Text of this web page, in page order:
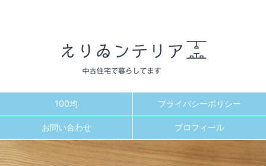
100均 プライバシーポリシー
お問い合わせ プロフィール